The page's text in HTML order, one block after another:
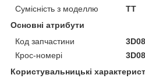
Сумісність з моделлю
TT
Основні атрибути
Код запчастини
Крос-номері
Користувальницькі